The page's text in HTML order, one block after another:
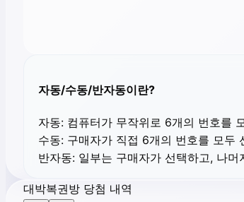
자동/수동/반자동이란?
자동: 컴퓨터가 무작위로 6개의 번호를
수동: 구매자가 직접 6개의 번호를 모두
반자동: 일부는 구매자가 선택하고, 나
대박복권방 당첨 내역